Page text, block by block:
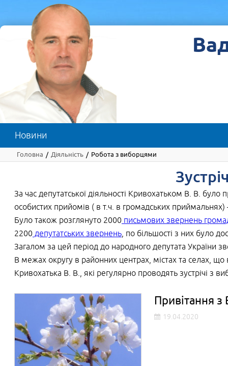
Новини
Головна / Діяльність / Робота з виборцями
За час депутатської діяльності Кривохатьком В. В.
особистих прийомів ( в т.ч. в громадських
Було також розглянуто 2000 письмових звернень
2200 депутатських звернень, по більшості з них було
Загалом за цей період до народного депутата України
В межах округу в районних центрах, містах та селах,
Кривохатька В. В., які регулярно проводять зустрічі з
Привітання
19.04.2020